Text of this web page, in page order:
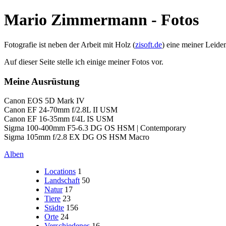
Mario Zimmermann - Fotos
Fotografie ist neben der Arbeit mit Holz (zisoft.de) eine meiner
Auf dieser Seite stelle ich einige meiner Fotos vor.
Meine Ausrüstung
Canon EOS 5D Mark IV
Canon EF 24-70mm f/2.8L II USM
Canon EF 16-35mm f/4L IS USM
Sigma 100-400mm F5-6.3 DG OS HSM | Contemporary
Sigma 105mm f/2.8 EX DG OS HSM Macro
Alben
Locations 1
Landschaft 50
Natur 17
Tiere 23
Städte 156
Orte 24